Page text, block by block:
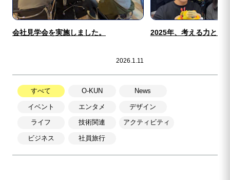
すべて O-KUN News
イベント エンタメ デザイン
ライフ 技術関連 アクティビティ
ビジネス 社員旅行
会社見学会を実施しました。
2026.1.11
2025年、考える力と向